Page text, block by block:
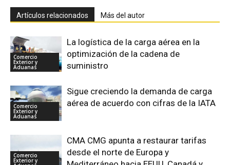
Artículos relacionados Más del autor
Comercio
Exterior y
Aduanas
La logística de la carga aérea en la
optimización de la cadena de
suministro
Comercio
Exterior y
Aduanas
Sigue creciendo la demanda de carga
aérea de acuerdo con cifras de la IATA
Comercio
Exterior y
CMA CMG apunta a restaurar tarifas
desde el norte de Europa y